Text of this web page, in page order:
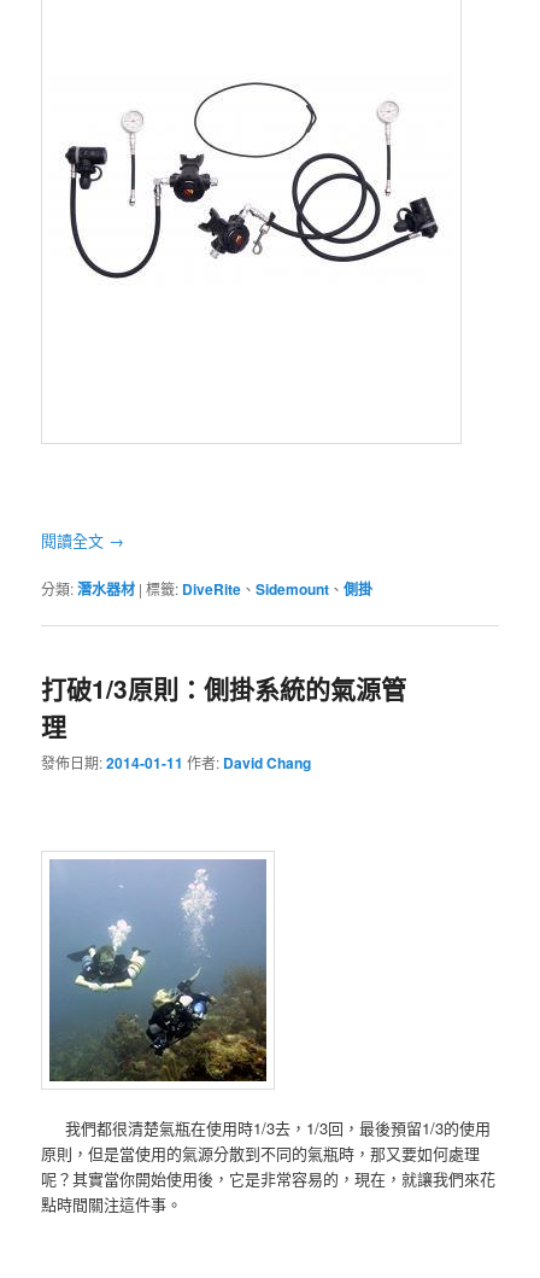
閱讀全文 →
分類:潛水器材 |標籤: DiveRite 、Sidemount 、側掛
打破1/3原則：側掛系統的氣源管
理
發佈日期:2014-01-11 作者: David Chang
我們都很清楚氣瓶在使用時1/3去，1/3回，最後預留1/3的使用
原則，但是當使用的氣源分散到不同的氣瓶時，那又要如何處理
呢？其實當你開始使用後，它是非常容易的，現在，就讓我們來花
點時間關注這件事。